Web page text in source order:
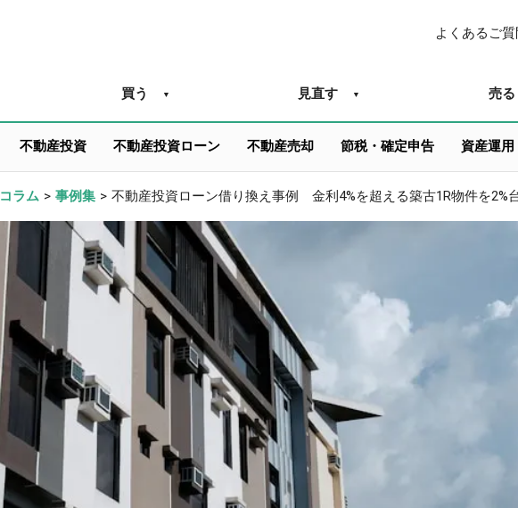
よくあるご質
買う 見直す 売る
不動産投資 不動産投資ローン 不動産売却 節税・確定申告 資産運用
コラム > 事例集 > 不動産投資ローン借り換え事例 金利4%を超える築古1R物件を2%